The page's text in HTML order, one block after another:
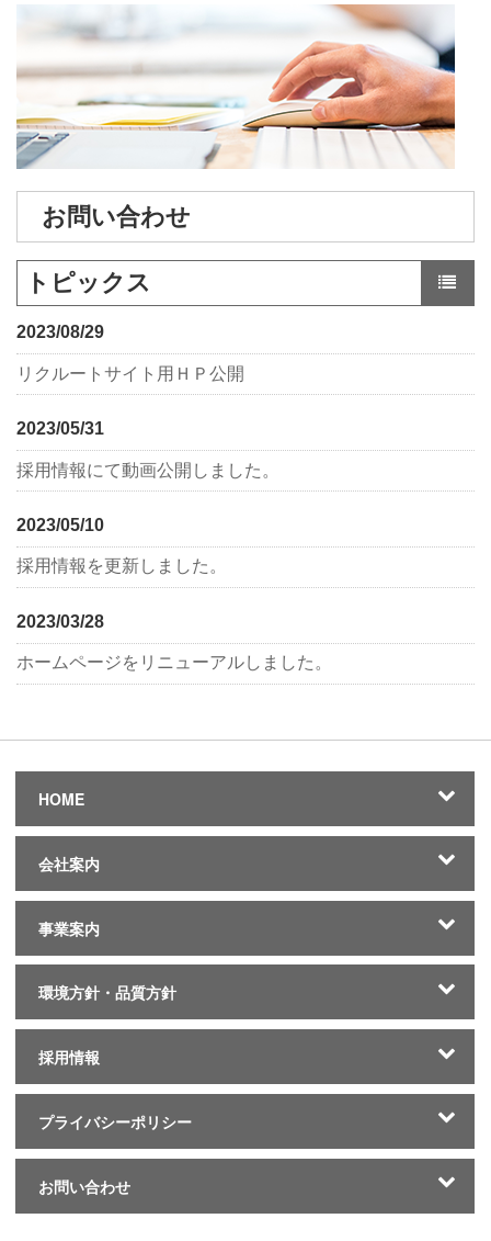
お問い合わせ
トピックス
2023/08/29
リクルートサイト用ＨＰ公開
2023/05/31
採用情報にて動画公開しました。
2023/05/10
採用情報を更新しました。
2023/03/28
ホームページをリニューアルしました。
一
HOME
会社案内
事業案内
環境方針・品質方針
採用情報
プライバシーポリシー
お問い合わせ